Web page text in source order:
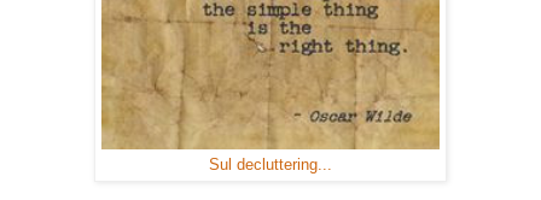
Sul decluttering...